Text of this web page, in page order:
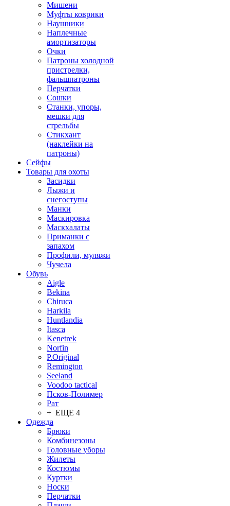
Мишени
Муфты коврики
Наушники
Наплечные
амортизаторы
Очки
Патроны холодной
пристрелки,
фальшпатроны
Перчатки
Сошки
Станки, упоры,
мешки для
стрельбы
Стикхант
(наклейки на
патроны)
Сейфы
Товары для охоты
Засидки
Лыжи и
снегоступы
Манки
Маскировка
Маскхалаты
Приманки с
запахом
Профили, муляжи
Чучела
Обувь
Aigle
Bekina
Chiruсa
Harkila
Huntlandia
Itasca
Kenetrek
Norfin
P.Original
Remington
Seeland
Voodoo tactical
Псков-Полимер
Рат
+ ЕЩЕ 4
Одежда
Брюки
Комбинезоны
Головные уборы
Жилеты
Костюмы
Куртки
Носки
Перчатки